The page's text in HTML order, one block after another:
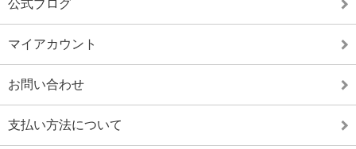
公式ブログ
マイアカウント
お問い合わせ
支払い方法について